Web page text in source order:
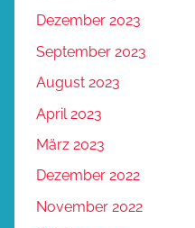
Dezember 2023
September 2023
August 2023
April 2023
März 2023
Dezember 2022
November 2022